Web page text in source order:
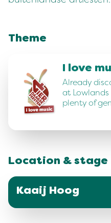
Theme
I love
Already
at Lowlands
plenty of
Location & stage
Kaaij Hoog